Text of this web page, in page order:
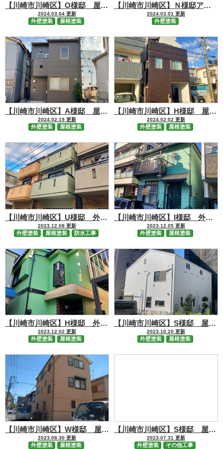
【川崎市川崎区】O様邸 屋根・外壁塗装工事
2024.03.04 更新
外壁塗装 屋根塗装
【川崎市川崎区】Ｎ様邸アパート 外壁塗装工事
2024.03.01 更新
外壁塗装
【川崎市川崎区】A様邸 屋根・外壁塗装工事
2024.02.19 更新
外壁塗装 屋根塗装
【川崎市川崎区】H様邸 屋根・外壁塗装工事
2024.02.02 更新
外壁塗装 屋根塗装
【川崎市川崎区】U様邸 外壁塗装・屋根カバー・バルコニー防水工事
2023.12.08 更新
外壁塗装 屋根塗装 防水工事
【川崎市川崎区】I様邸 外壁塗装・屋根塗装工事
2023.12.05 更新
外壁塗装 屋根塗装
【川崎市川崎区】H様邸 外壁・屋根塗装工事
2023.12.02 更新
外壁塗装 屋根塗装
【川崎市川崎区】S様邸 屋根塗装・外壁塗装工事
2023.10.20 更新
外壁塗装 屋根塗装
【川崎市川崎区】W様邸 屋根・外壁塗装工事
2023.08.30 更新
外壁塗装 屋根塗装
【川崎市川崎区】S様邸 屋根葺き替え・外壁塗装工事
2023.07.31 更新
外壁塗装 その他工事